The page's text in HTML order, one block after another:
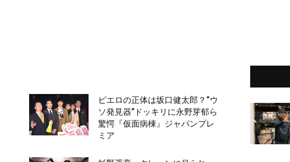
ピエロの正体は坂口健太郎？“ウ
ソ発見器”ドッキリに永野芽郁ら
驚愕『仮面病棟』ジャパンプレ
ミア